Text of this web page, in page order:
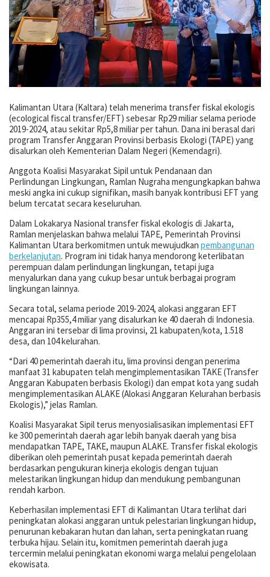
Kalimantan Utara (Kaltara) telah menerima transfer fiskal ekologis
(ecological fiscal transfer/EFT) sebesar Rp29 miliar selama periode
2019-2024, atau sekitar Rp5,8 miliar per tahun. Dana ini berasal dari
program Transfer Anggaran Provinsi berbasis Ekologi (TAPE) yang
disalurkan oleh Kementerian Dalam Negeri (Kemendagri).
Anggota Koalisi Masyarakat Sipil untuk Pendanaan dan
Perlindungan Lingkungan, Ramlan Nugraha mengungkapkan bahwa
meski angka ini cukup signifikan, masih banyak kontribusi EFT yang
belum tercatat secara keseluruhan.
Dalam Lokakarya Nasional transfer fiskal ekologis di Jakarta,
Ramlan menjelaskan bahwa melalui TAPE, Pemerintah Provinsi
Kalimantan Utara berkomitmen untuk mewujudkan pembangunan
berkelanjutan. Program ini tidak hanya mendorong keterlibatan
perempuan dalam perlindungan lingkungan, tetapi juga
menyalurkan dana yang cukup besar untuk berbagai program
lingkungan lainnya.
Secara total, selama periode 2019-2024, alokasi anggaran EFT
mencapai Rp355,4 miliar yang disalurkan ke 40 daerah di Indonesia.
Anggaran ini tersebar di lima provinsi, 21 kabupaten/kota, 1.518
desa, dan 104 kelurahan.
“Dari 40 pemerintah daerah itu, lima provinsi dengan penerima
manfaat 31 kabupaten telah mengimplementasikan TAKE (Transfer
Anggaran Kabupaten berbasis Ekologi) dan empat kota yang sudah
mengimplementasikan ALAKE (Alokasi Anggaran Kelurahan berbasis
Ekologis),” jelas Ramlan.
Koalisi Masyarakat Sipil terus menyosialisasikan implementasi EFT
ke 300 pemerintah daerah agar lebih banyak daerah yang bisa
mendapatkan TAPE, TAKE, maupun ALAKE. Transfer fiskal ekologis
diberikan oleh pemerintah pusat kepada pemerintah daerah
berdasarkan pengukuran kinerja ekologis dengan tujuan
melestarikan lingkungan hidup dan mendukung pembangunan
rendah karbon.
Keberhasilan implementasi EFT di Kalimantan Utara terlihat dari
peningkatan alokasi anggaran untuk pelestarian lingkungan hidup,
penurunan kebakaran hutan dan lahan, serta peningkatan ruang
terbuka hijau. Selain itu, komitmen pemerintah daerah juga
tercermin melalui peningkatan ekonomi warga melalui pengelolaan
ekowisata.